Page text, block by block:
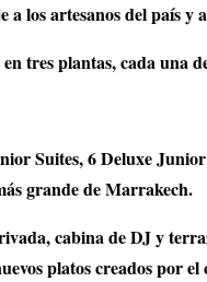
a los artesanos del país
tres plantas, cada una
Suites, 6 Deluxe
grande de Marrakech.
cabina de DJ y
platos creados por